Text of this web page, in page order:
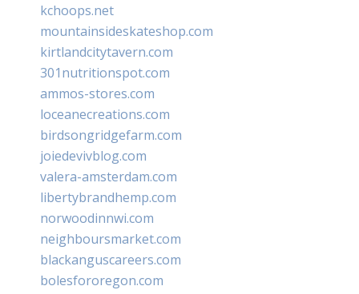
kchoops.net
mountainsideskateshop.com
kirtlandcitytavern.com
301nutritionspot.com
ammos-stores.com
loceanecreations.com
birdsongridgefarm.com
joiedevivblog.com
valera-amsterdam.com
libertybrandhemp.com
norwoodinnwi.com
neighboursmarket.com
blackanguscareers.com
bolesfororegon.com